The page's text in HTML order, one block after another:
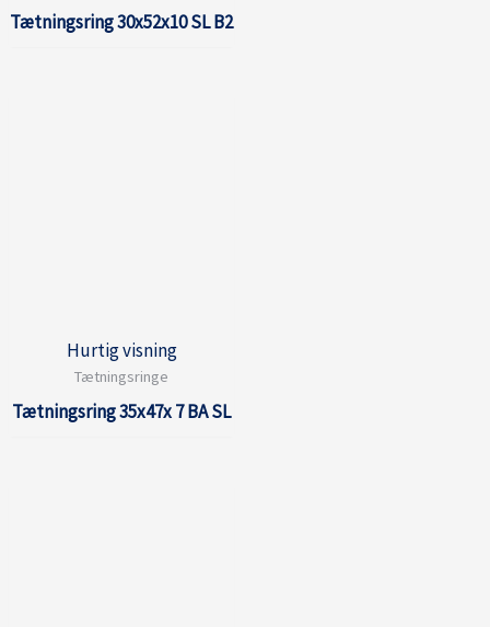
Tætningsring 30x52x10 SL B2
Hurtig visning
Tætningsringe
Tætningsring 35x47x 7 BA SL